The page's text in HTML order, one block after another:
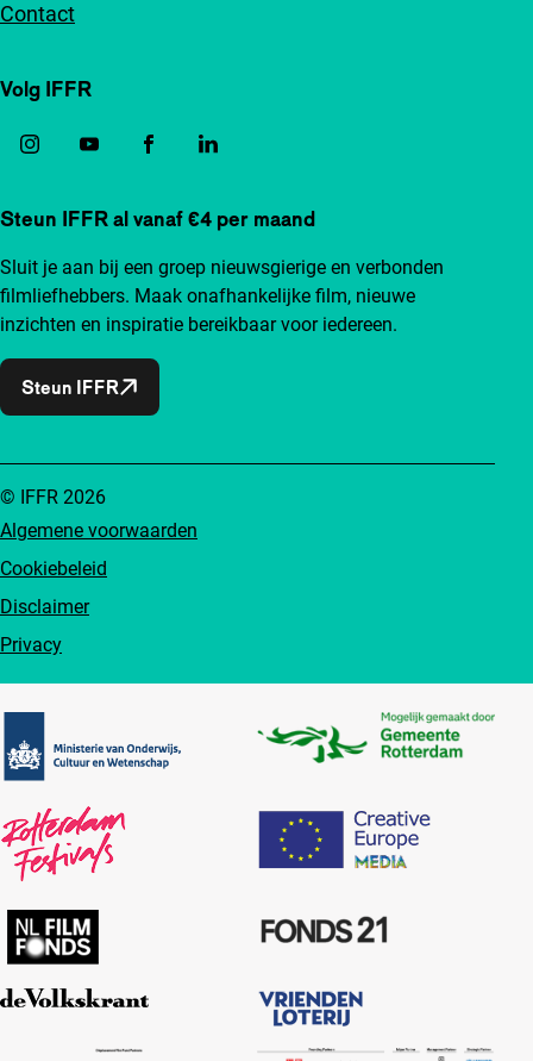
Contact
Volg IFFR
Steun IFFR al vanaf €4 per maand
Sluit je aan bij een groep nieuwsgierige en verbonden
filmliefhebbers. Maak onafhankelijke film, nieuwe
inzichten en inspiratie bereikbaar voor iedereen.
Steun IFFR
Algemene voorwaarden
Cookiebeleid
Disclaimer
Privacy
© IFFR 2026